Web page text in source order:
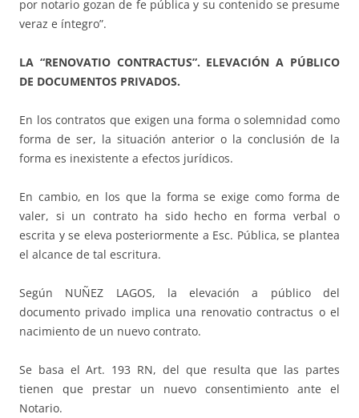
por notario gozan de fe pública y su contenido se presume
veraz e íntegro”.
LA “RENOVATIO CONTRACTUS”. ELEVACIÓN A PÚBLICO
DE DOCUMENTOS PRIVADOS.
En los contratos que exigen una forma o solemnidad como
forma de ser, la situación anterior o la conclusión de la
forma es inexistente a efectos jurídicos.
En cambio, en los que la forma se exige como forma de
valer, si un contrato ha sido hecho en forma verbal o
escrita y se eleva posteriormente a Esc. Pública, se plantea
el alcance de tal escritura.
Según NUÑEZ LAGOS, la elevación a público del
documento privado implica una renovatio contractus o el
nacimiento de un nuevo contrato.
Se basa el Art. 193 RN, del que resulta que las partes
tienen que prestar un nuevo consentimiento ante el
Notario.